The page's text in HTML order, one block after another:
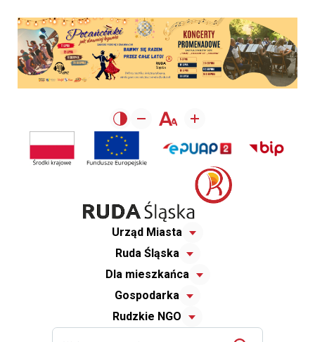
Urząd Miasta
Ruda Śląska
Dla mieszkańca
Gospodarka
Rudzkie NGO